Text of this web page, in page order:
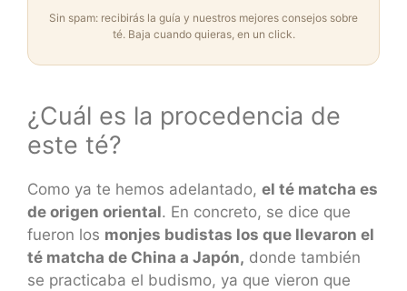
Sin spam: recibirás la guía y nuestros mejores consejos sobre
té. Baja cuando quieras, en un click.
¿Cuál es la procedencia de
este té?
Como ya te hemos adelantado, el té matcha es
de origen oriental. En concreto, se dice que
fueron los monjes budistas los que llevaron el
té matcha de China a Japón, donde también
se practicaba el budismo, ya que vieron que